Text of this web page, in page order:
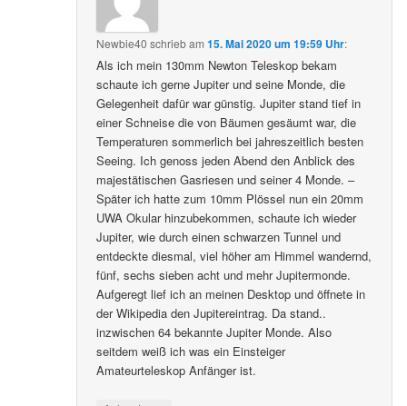
Newbie40 schriebam15. Mai 2020 um 19:59 Uhr:
Als ich mein 130mm Newton Teleskop bekam
schaute ich gerne Jupiter und seine Monde, die
Gelegenheit dafür war günstig. Jupiter stand tief in
einer Schneise die von Bäumen gesäumt war, die
Temperaturen sommerlich bei jahreszeitlich besten
Seeing. Ich genoss jeden Abend den Anblick des
majestätischen Gasriesen und seiner 4 Monde. –
Später ich hatte zum 10mm Plössel nun ein 20mm
UWA Okular hinzubekommen, schaute ich wieder
Jupiter, wie durch einen schwarzen Tunnel und
entdeckte diesmal, viel höher am Himmel wandernd,
fünf, sechs sieben acht und mehr Jupitermonde.
Aufgeregt lief ich an meinen Desktop und öffnete in
der Wikipedia den Jupitereintrag. Da stand..
inzwischen 64 bekannte Jupiter Monde. Also
seitdem weiß ich was ein Einsteiger
Amateurteleskop Anfänger ist.